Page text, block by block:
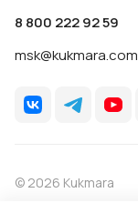
8 800 222 92 59
msk@kukmara.com
© 2026 Kukmara